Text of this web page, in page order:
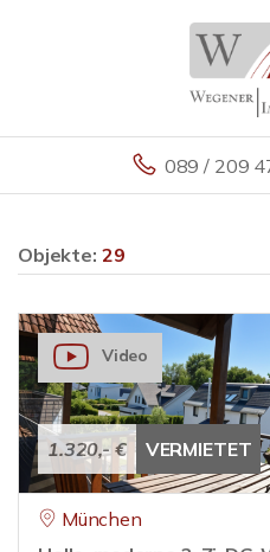
089 / 209
Objekte: 29
1.320,- € VERMIETET
Video
München